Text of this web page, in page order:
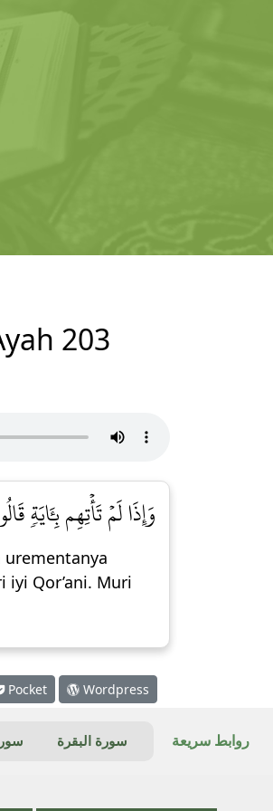
203
وَإِذَا لَمۡ تَأۡتِهِم
urementanya
iyi Qor’ani. Muri
Pocket Wordpress
روابط سريعة سورة البقرة